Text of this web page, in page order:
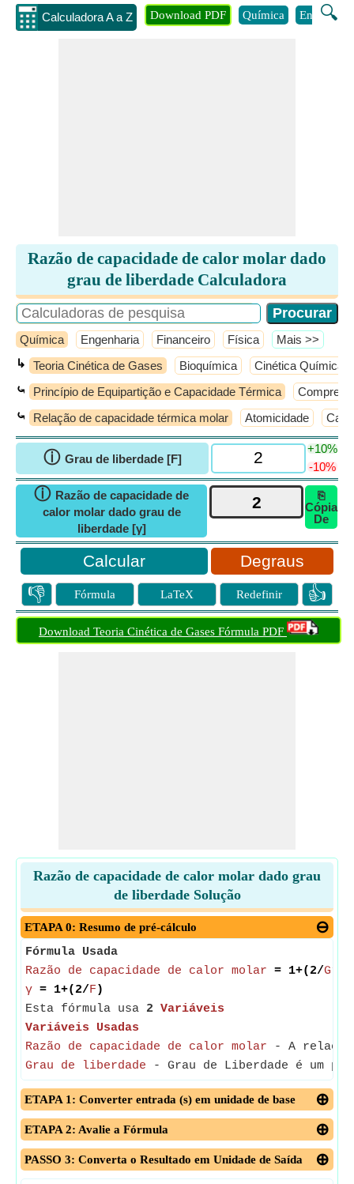
Calculadora A a Z 🔍
Download PDF Química
Razão de capacidade de calor molar dado
grau de liberdade Calculadora
Química Engenharia Financeiro Física ​Mais >>
↳ Teoria Cinética de Gases Bioquímica Cinética Química
⤿ Princípio de Equipartição e Capacidade Térmica
⤿ Relação de capacidade térmica molar Atomicidade
ⓘ Grau de liberdade [F]
+10%
-10%
ⓘ Razão de capacidade de
calor molar dado grau de
liberdade [γ]
⎘
Cópia
De
Degraus
👎 Fórmula LaTeX Redefinir 👍
Download Teoria Cinética de Gases Fórmula PDF
Razão de capacidade de calor molar dado grau
de liberdade Solução
ETAPA 0: Resumo de pré-cálculo
Fórmula Usada
Razão de capacidade de calor molar = 1+(2/
γ = 1+(2/F )
Esta fórmula usa 2 Variáveis
Variáveis Usadas
Razão de capacidade de calor molar - A relação
Grau de liberdade - Grau de Liberdade é um
ETAPA 1: Converter entrada (s) em unidade de base
ETAPA 2: Avalie a Fórmula
PASSO 3: Converta o Resultado em Unidade de Saída